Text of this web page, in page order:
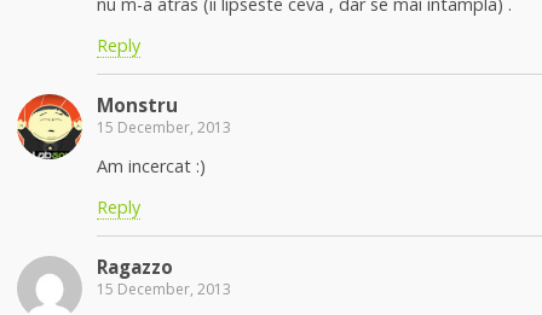
Reply
Monstru
15 December, 2013
Am incercat :)
Reply
Ragazzo
15 December, 2013